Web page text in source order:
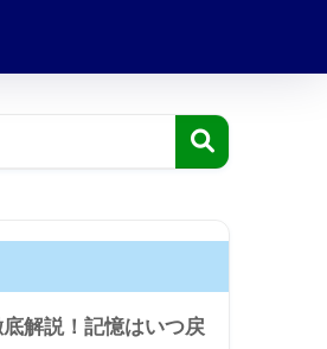
解説！記憶はいつ戻